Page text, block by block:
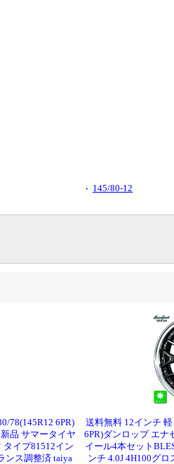
・ 145/80-12
78(145R12 6PR)
品 サマータイヤ
イプ81512イン
ンス調整済 taiya
送料無料 12インチ
6PR)ダンロップ エナ
イール4本セット
ンチ 4.0J 4H100グ